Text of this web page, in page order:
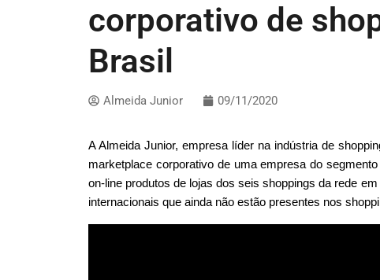
corporativo de
Brasil
Almeida Junior 09/11/2020
A Almeida Junior, empresa líder na indústria de
marketplace corporativo de uma empresa do
on-line produtos de lojas dos seis shoppings da rede
internacionais que ainda não estão presentes nos